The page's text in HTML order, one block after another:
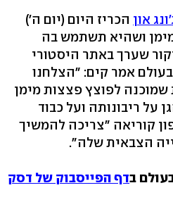
און הכריז היום (יום ה')
ושהיא תשתמש בה
שערך באתר היסטורי
אמר קים: "הצלחנו
לפוצץ פצצות מימן
על ריבונותה ועל כבוד
קוריאה "צריכה להמשיך
הצבאית שלה".
בדף הפייסבוק של דסק